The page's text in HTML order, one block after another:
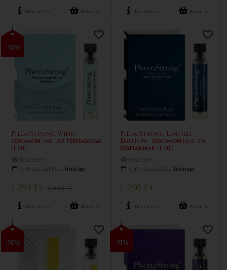
Részletek Kosárba Részletek Kosárba
-10%
PheroStrong Wind-
feromon parfüm férfiaknak
(1 ml)
készleten
várható szállítás: holnap
1 795 Ft2 000 Ft
Részletek Kosárba
PheroStrong Limited
Edition - feromon parfüm
férfiaknak (1 ml)
készleten
várható szállítás: holnap
1 790 Ft
Részletek Kosárba
-10% -11%